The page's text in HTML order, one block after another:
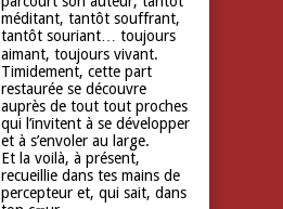
méditant, tantôt souffrant,
tantôt souriant… toujours
aimant, toujours vivant.
Timidement, cette part
restaurée se découvre
auprès de tout tout proches
qui l’invitent à se développer
et à s’envoler au large.
Et la voilà, à présent,
recueillie dans tes mains de
percepteur et, qui sait, dans